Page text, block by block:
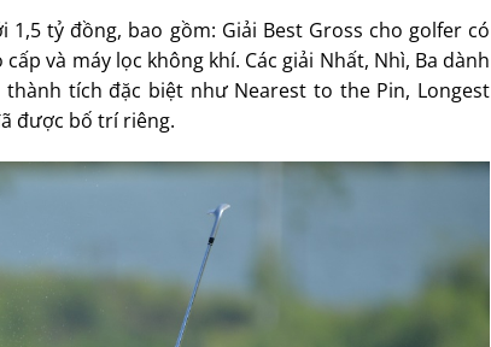
tỷ đồng, bao gồm: Giải Best Gross cho golfer có
và máy lọc không khí. Các giải Nhất, Nhì, Ba dành
tích đặc biệt như Nearest to the Pin, Longest
được bố trí riêng.